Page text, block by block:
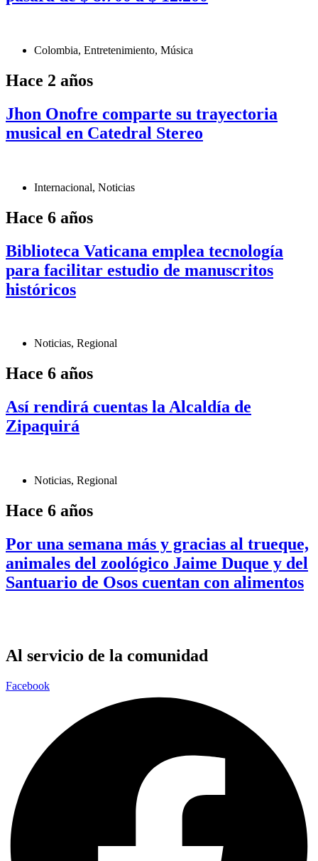
Colombia, Entretenimiento, Música
Hace 2 años
Jhon Onofre comparte su trayectoria
musical en Catedral Stereo
Internacional, Noticias
Hace 6 años
Biblioteca Vaticana emplea tecnología
para facilitar estudio de manuscritos
históricos
Noticias, Regional
Hace 6 años
Así rendirá cuentas la Alcaldía de
Zipaquirá
Noticias, Regional
Hace 6 años
Por una semana más y gracias al trueque,
animales del zoológico Jaime Duque y del
Santuario de Osos cuentan con alimentos
Al servicio de la comunidad
Facebook